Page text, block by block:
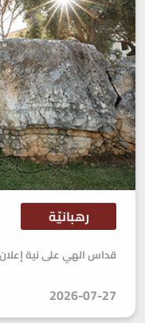
رهبانيّة
قداس الهي على نية
2026-07-27